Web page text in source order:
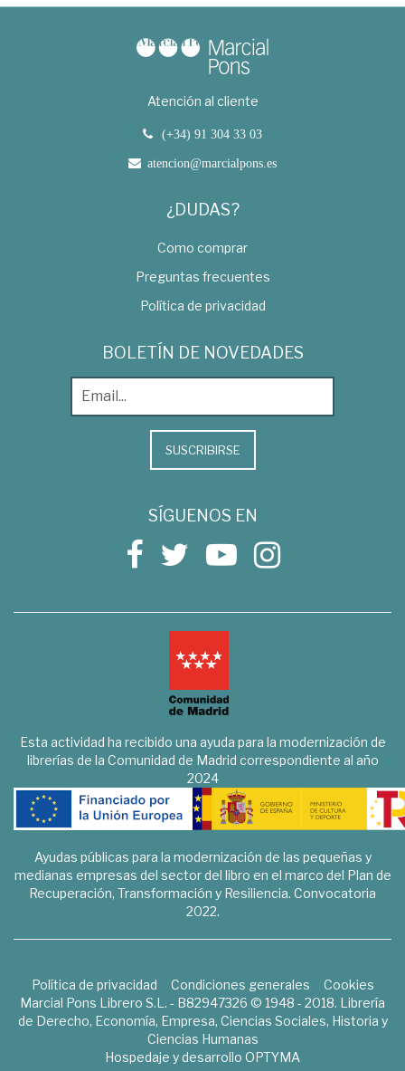
Atención al cliente
(+34) 91 304 33 03
atencion@marcialpons.es
¿DUDAS?
Como comprar
Preguntas frecuentes
Política de privacidad
BOLETÍN DE NOVEDADES
SUSCRIBIRSE
SÍGUENOS EN
Esta actividad ha recibido una ayuda para la modernización de
librerías de la Comunidad de Madrid correspondiente al año
2024
Ayudas públicas para la modernización de las pequeñas y
medianas empresas del sector del libro en el marco del Plan de
Recuperación, Transformación y Resiliencia. Convocatoria
2022.
Política de privacidad Condiciones generales
Cookies
Marcial Pons Librero S.L. - B82947326 © 1948 - 2018. Librería
de Derecho, Economía, Empresa, Ciencias Sociales, Historia y
Ciencias Humanas
Hospedaje y desarrollo OPTYMA